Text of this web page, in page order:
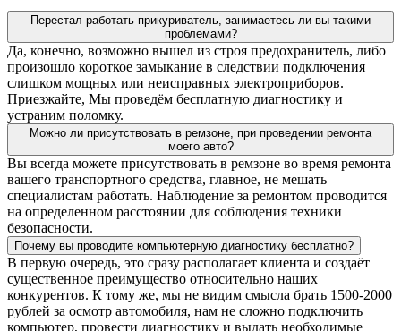
Перестал работать прикуриватель, занимаетесь ли вы такими
проблемами?
Да, конечно, возможно вышел из строя предохранитель, либо
произошло короткое замыкание в следствии подключения
слишком мощных или неисправных электроприборов.
Приезжайте, Мы проведём бесплатную диагностику и
устраним поломку.
Можно ли присутствовать в ремзоне, при проведении ремонта
моего авто?
Вы всегда можете присутствовать в ремзоне во время ремонта
вашего транспортного средства, главное, не мешать
специалистам работать. Наблюдение за ремонтом проводится
на определенном расстоянии для соблюдения техники
безопасности.
Почему вы проводите компьютерную диагностику бесплатно?
В первую очередь, это сразу располагает клиента и создаёт
существенное преимущество относительно наших
конкурентов. К тому же, мы не видим смысла брать 1500-2000
рублей за осмотр автомобиля, нам не сложно подключить
компьютер, провести диагностику и выдать необходимые